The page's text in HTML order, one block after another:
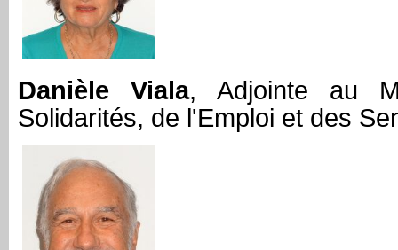
Danièle Viala, Adjointe au
Solidarités, de l'Emploi et des